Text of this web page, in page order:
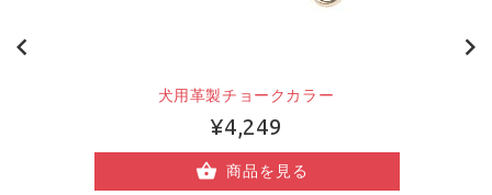
犬用革製チョークカラー
¥4,249
商品を見る